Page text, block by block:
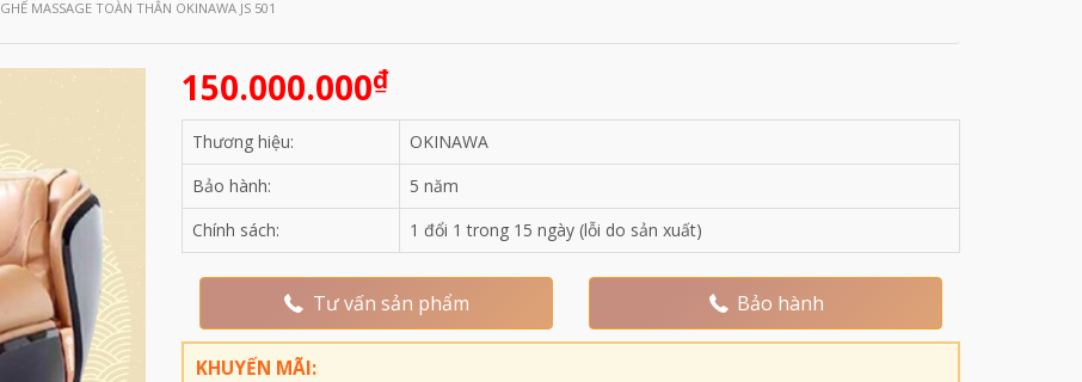
GHẾ MASSAGE TOÀN THÂN OKINAWA JS 501
150.000.000₫
Thương hiệu:
OKINAWA
Bảo hành:
5 năm
Chính sách:
1 đổi 1 trong 15 ngày (lỗi do sản xuất)
Tư vấn sản phẩm Bảo hành
KHUYẾN MÃI: